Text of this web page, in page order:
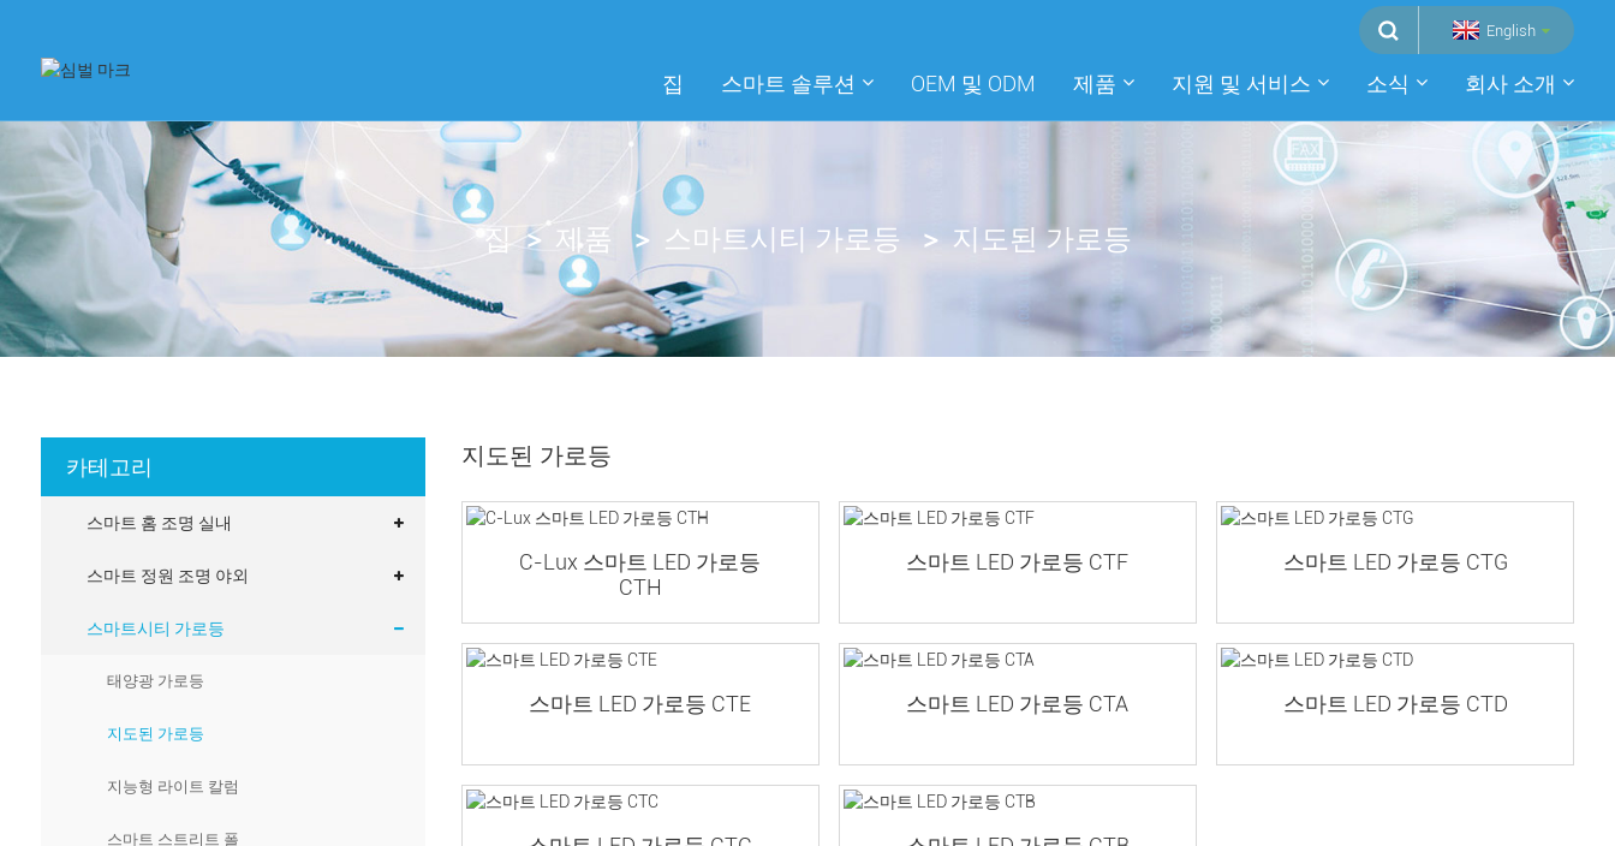
English
집 스마트 솔루션 OEM 및 ODM 제품 지원 및 서비스 소식 회사 소개
집 제품 스마트시티 가로등 지도된 가로등
카테고리
스마트 홈 조명 실내
스마트 정원 조명 야외
스마트시티 가로등
태양광 가로등
지도된 가로등
지능형 라이트 칼럼
스마트 스트리트 폴
지도된 가로등
C-Lux 스마트 LED 가로등
CTH
스마트 LED 가로등 CTF 스마트 LED 가로등 CTG
스마트 LED 가로등 CTE 스마트 LED 가로등 CTA 스마트 LED 가로등 CTD